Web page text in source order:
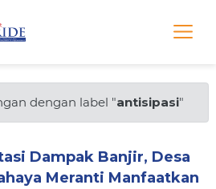
dengan label "antisipasi"
Dampak Banjir, Desa
Meranti Manfaatkan